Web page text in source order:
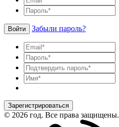
Войти Забыли пароль?
Зарегистрироваться
© 2026 год. Все права защищены.